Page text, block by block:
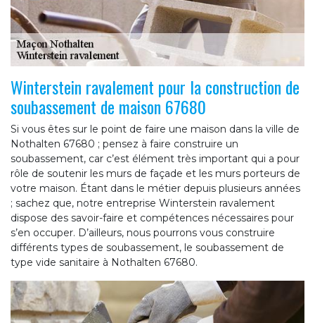
Winterstein ravalement pour la construction de
soubassement de maison 67680
Si vous êtes sur le point de faire une maison dans la ville de
Nothalten 67680 ; pensez à faire construire un
soubassement, car c’est élément très important qui a pour
rôle de soutenir les murs de façade et les murs porteurs de
votre maison. Étant dans le métier depuis plusieurs années
; sachez que, notre entreprise Winterstein ravalement
dispose des savoir-faire et compétences nécessaires pour
s’en occuper. D’ailleurs, nous pourrons vous construire
différents types de soubassement, le soubassement de
type vide sanitaire à Nothalten 67680.